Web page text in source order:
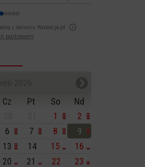
z serwisu Wakacje.pl
partnerem
Cz Pt So
Nd
1
2
6 7 8
9
13 14 15
16
20 21 22
23